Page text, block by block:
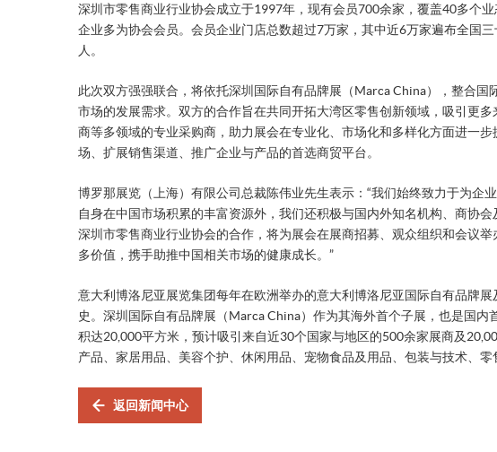
深圳市零售商业行业协会成立于1997年，现有会员700余家，覆盖40多个
企业多为协会会员。会员企业门店总数超过7万家，其中近6万家遍布全国
人。
此次双方强强联合，将依托深圳国际自有品牌展（Marca China），整合
市场的发展需求。双方的合作旨在共同开拓大湾区零售创新领域，吸引更
商等多领域的专业采购商，助力展会在专业化、市场化和多样化方面进一
场、扩展销售渠道、推广企业与产品的首选商贸平台。
博罗那展览（上海）有限公司总裁陈伟业先生表示：“我们始终致力于为企
自身在中国市场积累的丰富资源外，我们还积极与国内外知名机构、商协
深圳市零售商业行业协会的合作，将为展会在展商招募、观众组织和会议
多价值，携手助推中国相关市场的健康成长。”
意大利博洛尼亚展览集团每年在欧洲举办的意大利博洛尼亚国际自有品牌
史。深圳国际自有品牌展（Marca China）作为其海外首个子展，也是国
积达20,000平方米，预计吸引来自近30个国家与地区的500余家展商及
产品、家居用品、美容个护、休闲用品、宠物食品及用品、包装与技术、零
返回新闻中心